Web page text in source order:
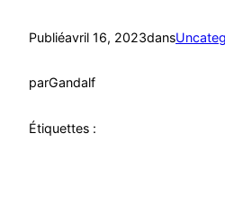
Publiéavril 16, 2023dans
parGandalf
Étiquettes :